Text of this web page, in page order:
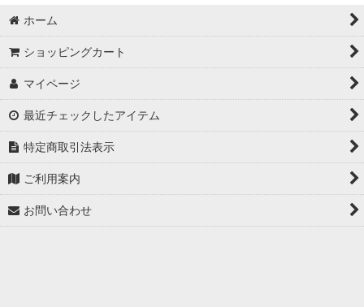
SCコネクタ-SCコネクタ
LCコネクタ-LCコネクタ
LCコネクタ-SCコネクタ
MPOコネクタ
ホーム
ショッピングカート
マイページ
最近チェックしたアイテム
特定商取引法表示
ご利用案内
お問い合わせ